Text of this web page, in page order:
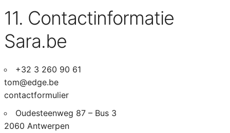
11. Contactinformatie
Sara.be
+32 3 260 90 61
tom@edge.be
contactformulier
Oudesteenweg 87 – Bus 3
2060 Antwerpen